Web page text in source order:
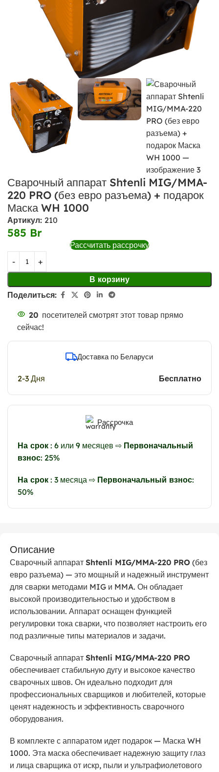
Сварочный аппарат Shtenli MIG/MMA-
220 PRO (без евро разъема) + подарок
Маска WH 1000
Артикул: 210
585 Br
Рассчитать рассрочку
В корзину
Поделиться:
20 посетителей смотрят этот товар прямо
сейчас!
Доставка по Беларуси
2-3 Дня Бесплатно
Рассрочка
На срок : 6 или 9 месяцев ⇨ Первоначальный
взнос: 25%
На срок : 3 месяца ⇨ Первоначальный взнос:
50%
Описание
Сварочный аппарат Shtenli MIG/MMA-220 PRO (без
евро разъема) — это мощный и надежный инструмент
для сварки методами MIG и MMA. Он обладает
высокой производительностью и удобством в
использовании. Аппарат оснащен функцией
регулировки тока сварки, что позволяет настроить его
под различные типы материалов и задачи.
Сварочный аппарат Shtenli MIG/MMA-220 PRO
обеспечивает стабильную дугу и высокое качество
сварочных швов. Он идеально подходит для
профессиональных сварщиков и любителей, которые
ценят надежность и эффективность сварочного
оборудования.
В комплекте с аппаратом идет подарок — Маска WH
1000. Эта маска обеспечивает надежную защиту глаз
и лица сварщика от искр, пыли и ультрафиолетового